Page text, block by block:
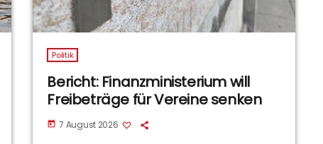
Politik
Bericht: Finanzministerium will
Freibeträge für Vereine senken
today 7 August 2026